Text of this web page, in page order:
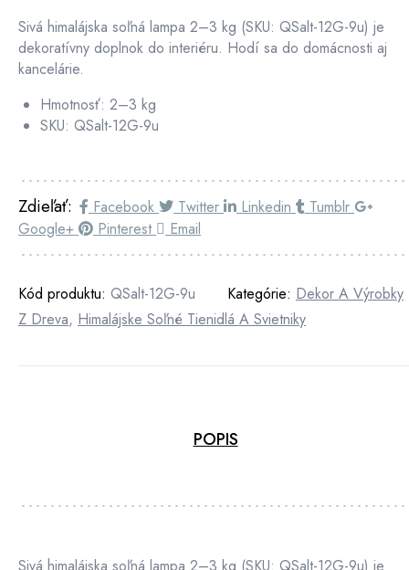
Sivá himalájska soľná lampa 2–3 kg (SKU: QSalt-12G-9u) je
dekoratívny doplnok do interiéru. Hodí sa do domácnosti aj
kancelárie.
Hmotnosť: 2–3 kg
SKU: QSalt-12G-9u
Zdieľať: Facebook Twitter Linkedin
Tumblr
Google+
Pinterest Email
Kód produktu: QSalt-12G-9u Kategórie: Dekor A Výrobky
Z Dreva, Himalájske Soľné Tienidlá A Svietniky
POPIS